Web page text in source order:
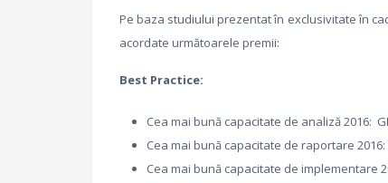
Pe baza studiului prezentat în exclusivitate în
acordate următoarele premii:
Best Practice:
Cea mai bună capacitate de analiză 2016:
Cea mai bună capacitate de raportare 2016:
Cea mai bună capacitate de implementare